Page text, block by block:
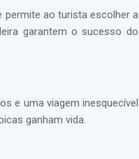
permite ao turista escolher a
garantem o sucesso do
e uma viagem inesquecível
ganham vida.